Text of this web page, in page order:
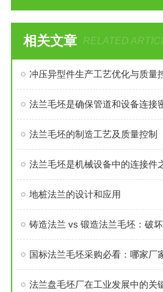
相关文章 RELATED
冲压异型件生产工艺优化与质量
法兰毛坯是确保管道和设备连接
法兰毛坯的制造工艺及质量控制
法兰毛坯是机械设备中的连接件
地桩法兰的设计和应用
铸造法兰 vs 锻造法兰毛坯：破
法兰盘毛坯厂在工业发展中的关